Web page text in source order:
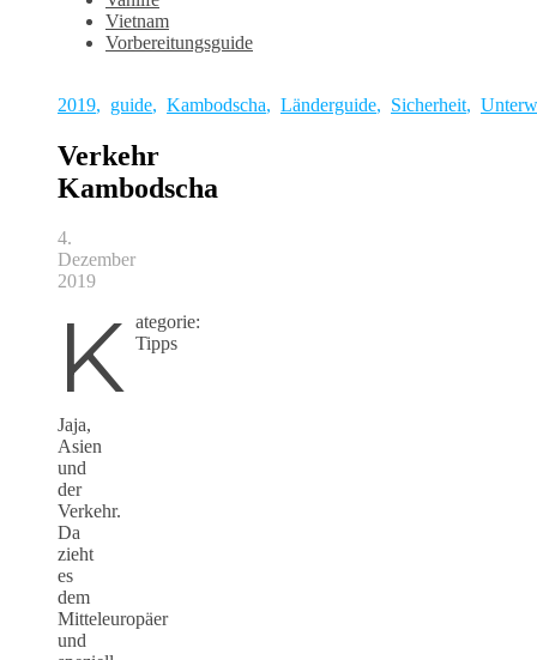
Vietnam
Vorbereitungsguide
2019, guide, Kambodscha, Länderguide, Sicherheit,
Verkehr
Kambodscha
4.
Dezember
2019
K ategorie:
Tipps
Jaja,
Asien
und
der
Verkehr.
Da
zieht
es
dem
Mitteleuropäer
und